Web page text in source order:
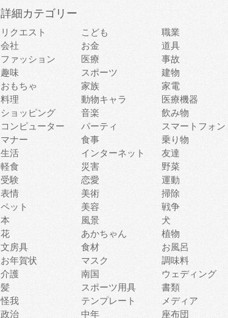
詳細カテゴリー
リクエスト こども 職業
会社
お金 道具
ファッション
医療 事故
趣味
スポーツ 建物
おもちゃ
家族 家電
料理
動物キャラ 医療機器
ショッピング
音楽 飲み物
コンピューター
パーティ スマートフォン
マナー
食事 乗り物
生活
インターネット 友達
軽食
災害 野菜
受験
恋愛 運動
表情
美術 掃除
ペット
美容 戦争
本
風景 犬
花
あかちゃん 植物
文房具
食材 お風呂
お年賀状
マスク 調味料
介護
南国 ウェディング
髪
スポーツ用具 書類
怪我
テンプレート メディア
政治
中年 座布団